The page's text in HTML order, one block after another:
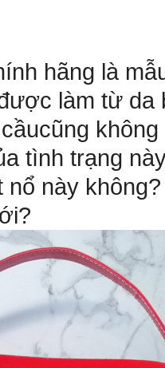
hãng là
làm từ
cũng
tình trạng
này